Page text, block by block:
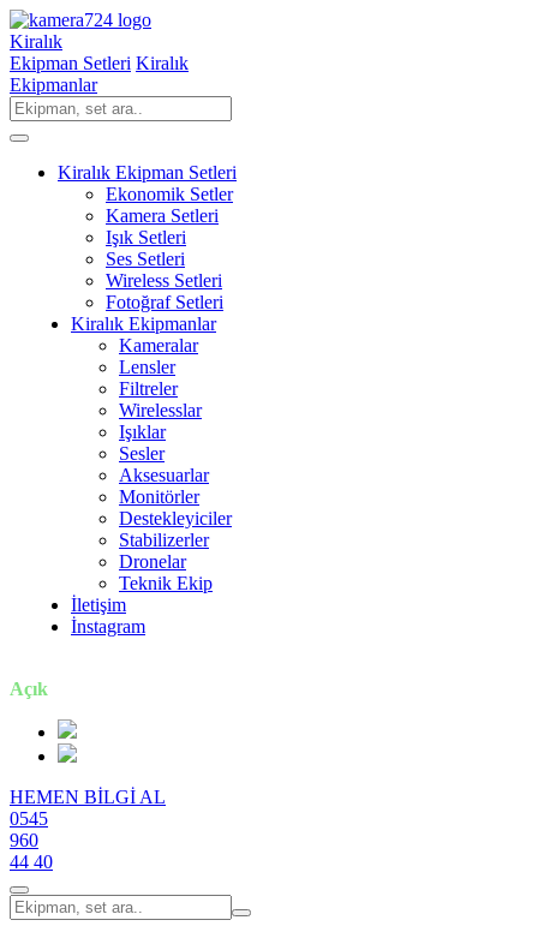
Kiralık
Ekipman Setleri Kiralık
Ekipmanlar
Kiralık Ekipman Setleri
Ekonomik Setler
Kamera Setleri
Işık Setleri
Ses Setleri
Wireless Setleri
Fotoğraf Setleri
Kiralık Ekipmanlar
Kameralar
Lensler
Filtreler
Wirelesslar
Işıklar
Sesler
Aksesuarlar
Monitörler
Destekleyiciler
Stabilizerler
Dronelar
Teknik Ekip
İletişim
İnstagram
Açık
HEMEN BİLGİ AL
0545
960
44 40